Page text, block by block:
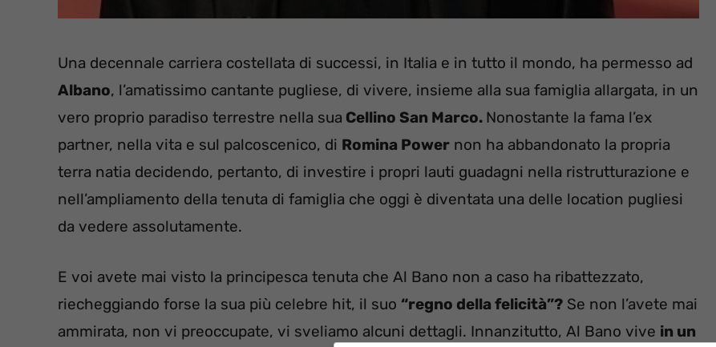
Una decennale carriera costellata di successi, in Italia e in tutto il mondo, ha permesso ad
Albano, l’amatissimo cantante pugliese, di vivere, insieme alla sua famiglia allargata, in un
vero proprio paradiso terrestre nella sua Cellino San Marco. Nonostante la fama l’ex
partner, nella vita e sul palcoscenico, di Romina Power non ha abbandonato la propria
terra natia decidendo, pertanto, di investire i propri lauti guadagni nella ristrutturazione e
nell’ampliamento della tenuta di famiglia che oggi è diventata una delle location pugliesi
da vedere assolutamente.
E voi avete mai visto la principesca tenuta che Al Bano non a caso ha ribattezzato,
riecheggiando forse la sua più celebre hit, il suo “regno della felicità”? Se non l’avete mai
ammirata, non vi preoccupate, vi sveliamo alcuni dettagli. Innanzitutto, Al Bano vive in un